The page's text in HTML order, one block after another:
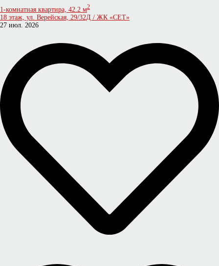
1-комнатная квартира, 42.2 м2
18 этаж, ул. Верейская, 29/32Д / ЖК «СЕТ»
27 июл. 2026